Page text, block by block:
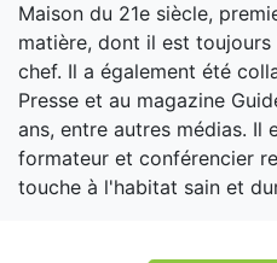
Maison du 21e siècle,
matière, dont il est
chef. Il a également été
Presse et au magazine
ans, entre autres médias. Il
formateur et conférencier
touche à l'habitat sain et